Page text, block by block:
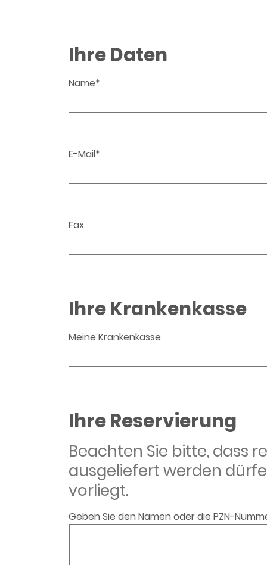
Ihre Daten
Name*
E-Mail*
Fax
Ihre Krankenkasse
Meine Krankenkasse
Ihre Reservierung
Beachten Sie bitte, dass
ausgeliefert werden
vorliegt.
Geben Sie den Namen oder die PZN-